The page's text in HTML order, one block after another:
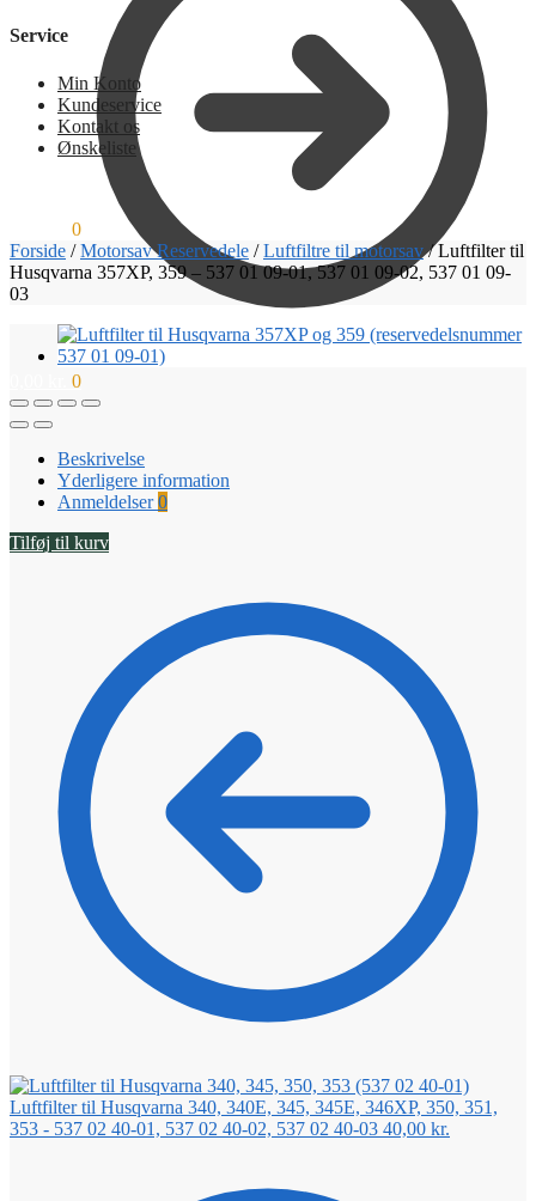
0
Service
Min Konto
Kundeservice
Kontakt os
Ønskeliste
0
Forside /Motorsav Reservedele /Luftfiltre til motorsav/Luftfilter til
Husqvarna 357XP, 359 – 537 01 09-01, 537 01 09-02, 537 01 09-
03
Beskrivelse
Yderligere information
Anmeldelser0
Tilføj til kurv
Luftfilter til Husqvarna 340, 340E, 345, 345E, 346XP, 350, 351,
353 - 537 02 40-01, 537 02 40-02, 537 02 40-03 40,00 kr.